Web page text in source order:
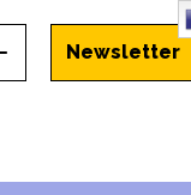
Newsletter